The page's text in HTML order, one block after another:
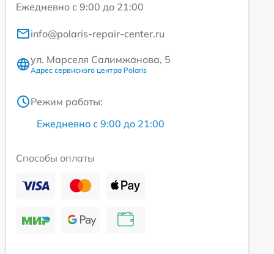
Ежедневно с 9:00 до 21:00
info@polaris-repair-center.ru
ул. Марселя Салимжанова, 5
Адрес сервисного центра Polaris
Режим работы:
Ежедневно с 9:00 до 21:00
Способы оплаты